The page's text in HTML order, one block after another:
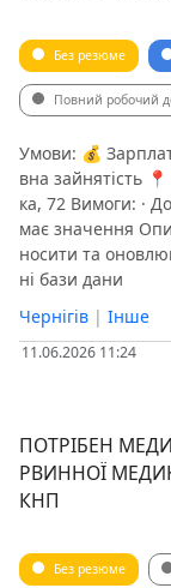
Без резюме
Повний робочий
Умови: 💰
вна зайнятість
ка, 72 Вимоги: ·
має значення
носити та
ні бази дани
Чернігів | Інше
11.06.2026 11:24
ПОТРІБЕН
РВИННОЇ
КНП
Без резюме